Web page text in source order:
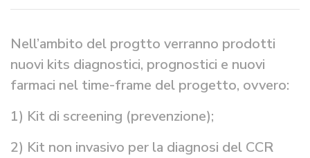
Nell’ambito del progtto verranno prodotti
nuovi kits diagnostici, prognostici e nuovi
farmaci nel time-frame del progetto, ovvero:
1) Kit di screening (prevenzione);
2) Kit non invasivo per la diagnosi del CCR